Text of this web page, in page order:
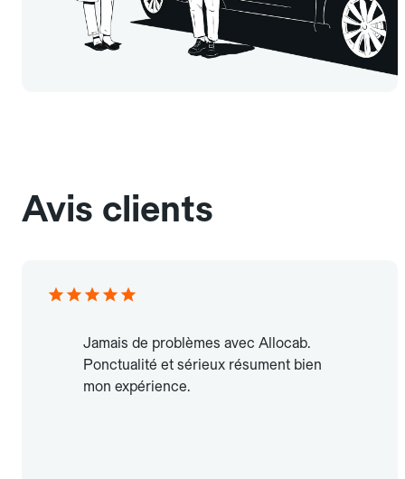
Avis clients
Jamais de problèmes avec Allocab.
Ponctualité et sérieux résument bien
mon expérience.